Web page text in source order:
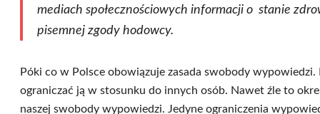
mediach społecznościowych informacji o stanie
pisemnej zgody hodowcy.
Póki co w Polsce obowiązuje zasada swobody
ograniczać ją w stosunku do innych osób. Nawet źle to
naszej swobody wypowiedzi. Jedyne ograniczenia